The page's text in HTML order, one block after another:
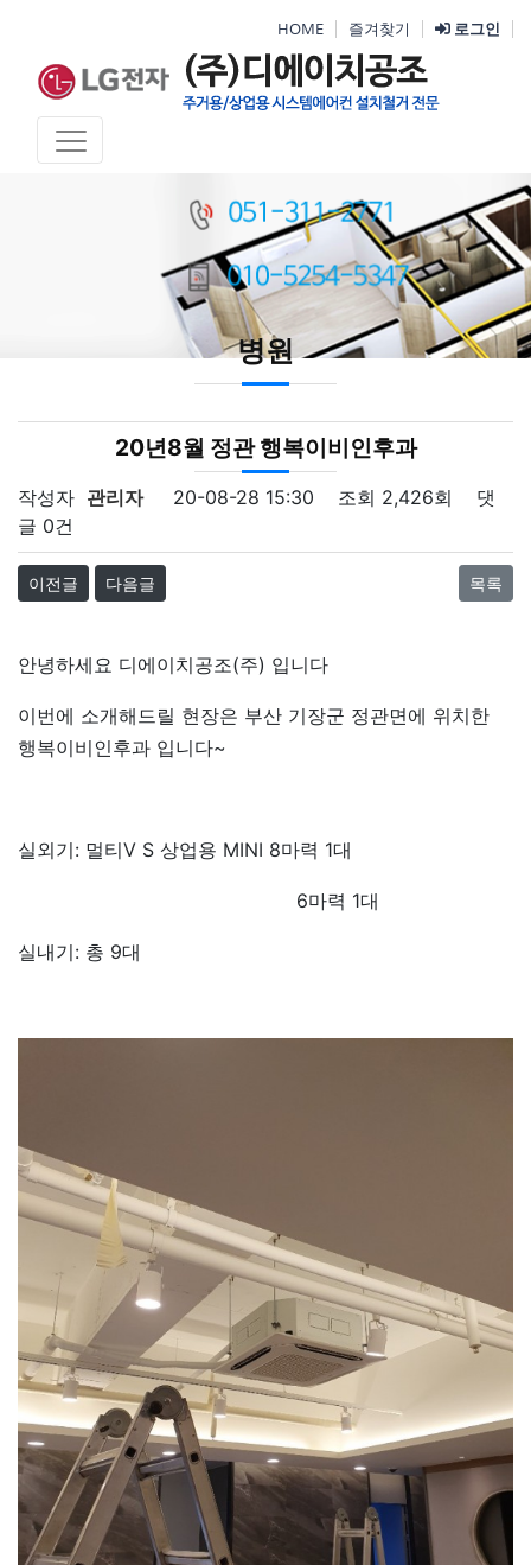
HOME 즐겨찾기 로그인
병원
20년8월 정관 행복이비인후과
작성자 관리자 20-08-28 15:30 조회 2,426회
댓
글 0건
이전글 다음글 목록
안녕하세요 디에이치공조(주) 입니다
이번에 소개해드릴 현장은 부산 기장군 정관면에 위치한
행복이비인후과 입니다~
실외기: 멀티V S 상업용 MINI 8마력 1대
6마력 1대
실내기: 총 9대